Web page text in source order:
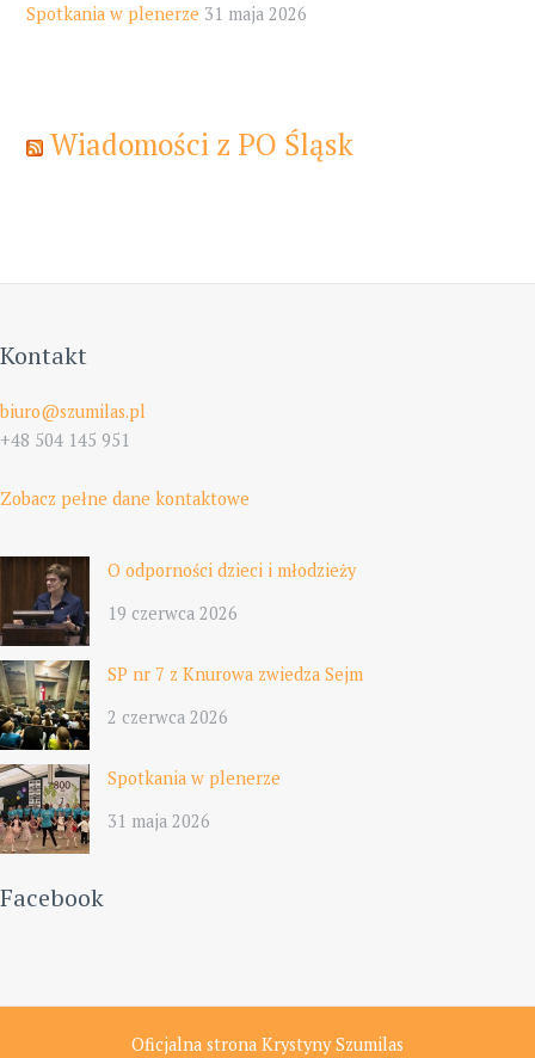
Spotkania w plenerze 31 maja 2026
Wiadomości z PO Śląsk
Kontakt
biuro@szumilas.pl
+48 504 145 951
Zobacz pełne dane kontaktowe
O odporności dzieci i młodzieży
19 czerwca 2026
SP nr 7 z Knurowa zwiedza Sejm
2 czerwca 2026
Spotkania w plenerze
31 maja 2026
Facebook
Oficjalna strona Krystyny Szumilas